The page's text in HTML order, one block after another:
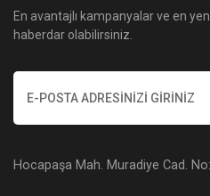
En avantajlı kampanyalar ve en
haberdar olabilirsiniz.
Hocapaşa Mah. Muradiye Cad.